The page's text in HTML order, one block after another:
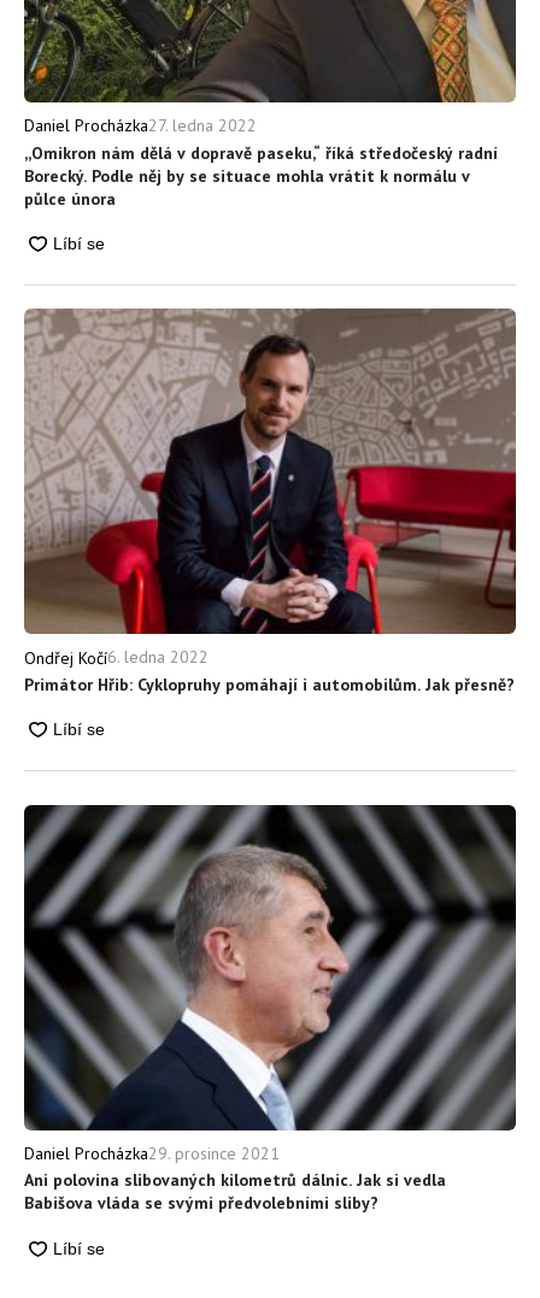
Daniel Procházka27. ledna 2022
,,Omikron nám dělá v dopravě paseku,“ říká středočeský radní
Borecký. Podle něj by se situace mohla vrátit k normálu v
půlce února
Ondřej Kočí6. ledna 2022
Primátor Hřib: Cyklopruhy pomáhají i automobilům. Jak přesně?
Daniel Procházka29. prosince 2021
Ani polovina slibovaných kilometrů dálnic. Jak si vedla
Babišova vláda se svými předvolebními sliby?